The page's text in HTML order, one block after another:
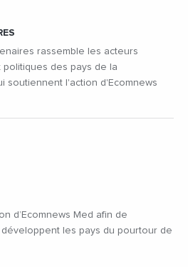
d’Ecomnews Med afin de
les pays du pourtour de
rassemble les acteurs
des pays de la
soutiennent l'action d'Ecomnews